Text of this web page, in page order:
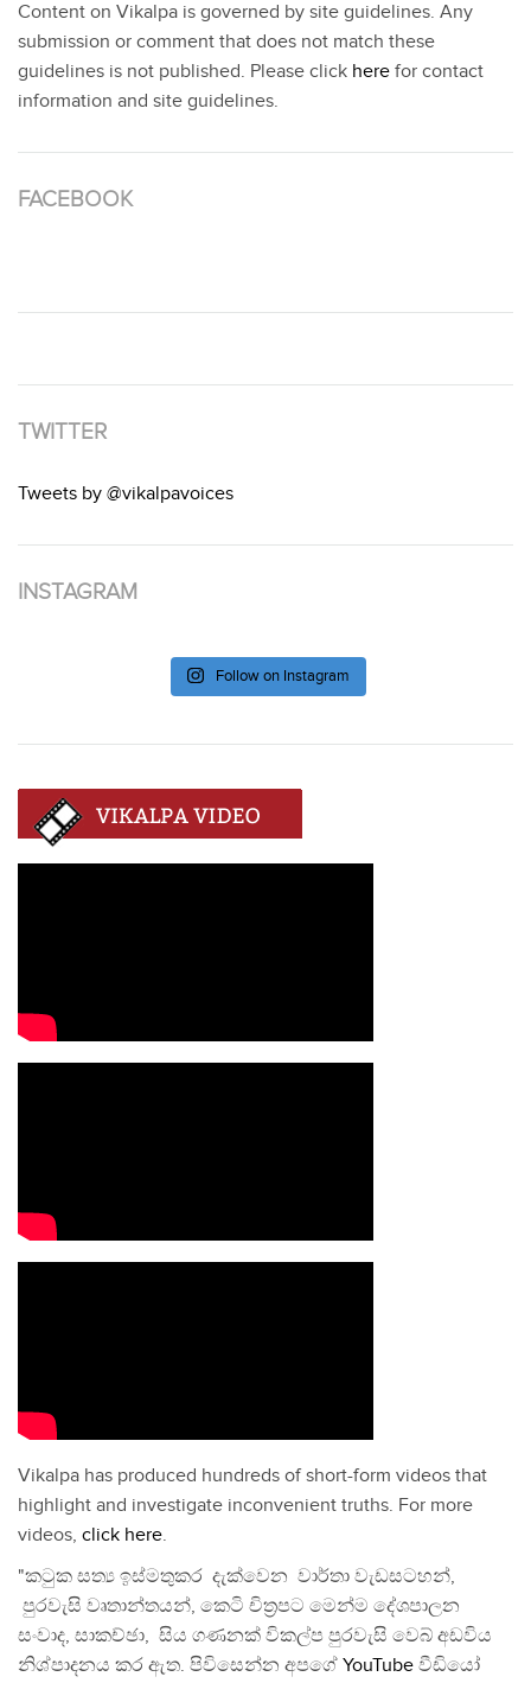
Content on Vikalpa is governed by site guidelines. Any
submission or comment that does not match these
guidelines is not published. Please click here for contact
information and site guidelines.
FACEBOOK
TWITTER
Tweets by @vikalpavoices
INSTAGRAM
Follow on Instagram
Vikalpa has produced hundreds of short-form videos that
highlight and investigate inconvenient truths. For more
videos, click here.
"කටුක සත්‍ය ඉස්මතුකර දැක්වෙන වාර්තා වැඩසටහන්,
පුරවැසි වෘතාන්තයන්, කෙටි චිත්‍රපට මෙන්ම දේශපාලන
සංවාද, සාකච්ඡා, සිය ගණනක් විකල්ප පුරවැසි වෙබ් අඩවිය
නිශ්පාදනය කර ඇත. පිවිසෙන්න අපගේ YouTube වීඩියෝ